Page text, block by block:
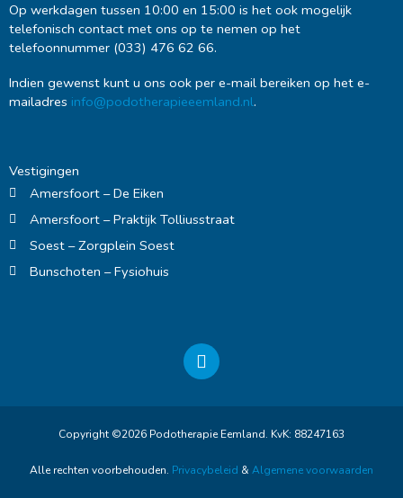
Op werkdagen tussen 10:00 en 15:00 is het ook mogelijk
telefonisch contact met ons op te nemen op het
telefoonnummer (033) 476 62 66.
Indien gewenst kunt u ons ook per e-mail bereiken op het e-
mailadres info@podotherapieeemland.nl.
Vestigingen
Amersfoort – De Eiken
Amersfoort – Praktijk Tolliusstraat
Soest – Zorgplein Soest
Bunschoten – Fysiohuis
F
a
b
o
Copyright ©2026 Podotherapie Eemland. KvK: 88247163
Alle rechten voorbehouden. Privacybeleid & Algemene voorwaarden